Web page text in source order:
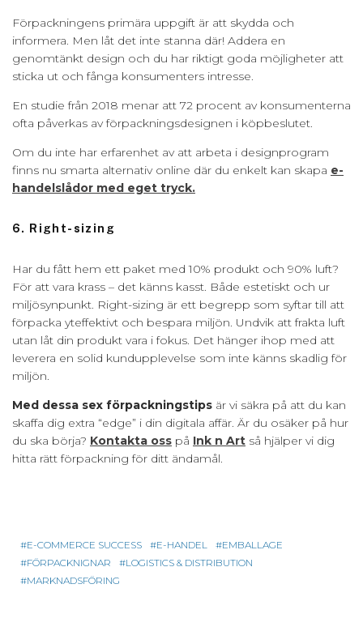
Förpackningens primära uppgift är att skydda och
informera. Men låt det inte stanna där! Addera en
genomtänkt design och du har riktigt goda möjligheter att
sticka ut och fånga konsumenters intresse.
En studie från 2018 menar att 72 procent av konsumenterna
ofta påverkas av förpackningsdesignen i köpbeslutet.
Om du inte har erfarenhet av att arbeta i designprogram
finns nu smarta alternativ online där du enkelt kan skapa e-
handelslådor med eget tryck.
6. Right-sizing
Har du fått hem ett paket med 10% produkt och 90% luft?
För att vara krass – det känns kasst. Både estetiskt och ur
miljösynpunkt. Right-sizing är ett begrepp som syftar till att
förpacka yteffektivt och bespara miljön. Undvik att frakta luft
utan låt din produkt vara i fokus. Det hänger ihop med att
leverera en solid kundupplevelse som inte känns skadlig för
miljön.
Med dessa sex förpackningstips är vi säkra på att du kan
skaffa dig extra “edge” i din digitala affär. Är du osäker på hur
du ska börja? Kontakta oss på Ink n Art så hjälper vi dig
hitta rätt förpackning för ditt ändamål.
E-COMMERCE SUCCESS E-HANDEL
EMBALLAGE
FÖRPACKNIGNAR
LOGISTICS & DISTRIBUTION
MARKNADSFÖRING